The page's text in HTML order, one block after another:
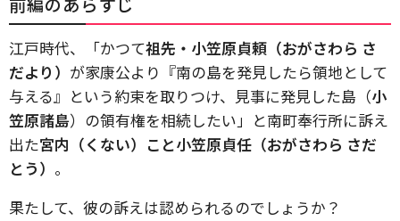
江戸時代、「かつて祖先・小笠原貞頼（おがさわら さ
だより） が家康公より『南の島を発見したら領地として
与える』という約束を取りつけ、見事に発見した島（小
笠原諸島）の領有権を相続したい」と南町奉行所に訴え
出た宮内（くない）こと小笠原貞任（おがさわら さだ
とう） 。
果たして、彼の訴えは認められるのでしょうか？